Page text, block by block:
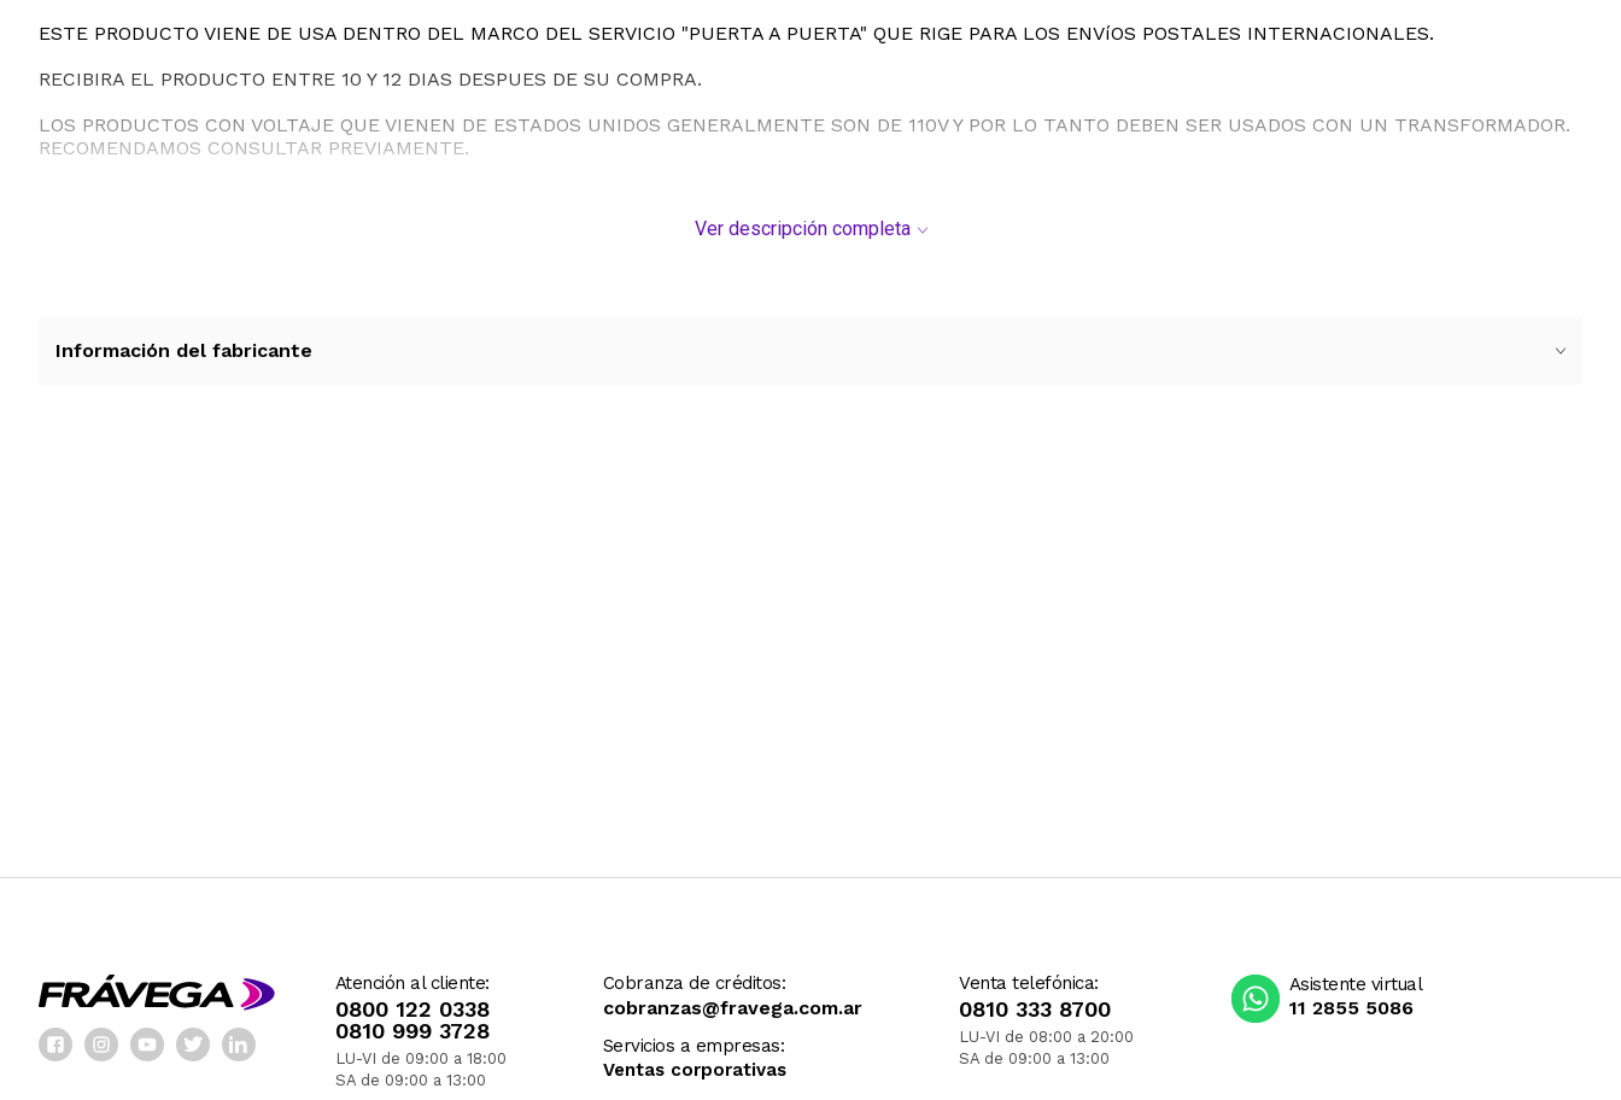
ESTE PRODUCTO VIENE DE USA DENTRO DEL MARCO DEL SERVICIO "PUERTA A PUERTA" QUE RIGE PARA LOS ENVíOS POSTALES INTERNACIONALES.
RECIBIRA EL PRODUCTO ENTRE 10 Y 12 DIAS DESPUES DE SU COMPRA.
LOS PRODUCTOS CON VOLTAJE QUE VIENEN DE ESTADOS UNIDOS GENERALMENTE SON DE 110V Y POR LO TANTO DEBEN SER USADOS CON UN TRANSFORMADOR.
RECOMENDAMOS CONSULTAR PREVIAMENTE.
Ver descripción completa
Información del fabricante
Atención al cliente:
0800 122 0338
0810 999 3728
LU-VI de 09:00 a 18:00
SA de 09:00 a 13:00
Cobranza de créditos:
cobranzas@fravega.com.ar
Servicios a empresas:
Ventas corporativas
Venta telefónica:
0810 333 8700
LU-VI de 08:00 a 20:00
SA de 09:00 a 13:00
Asistente virtual
11 2855 5086